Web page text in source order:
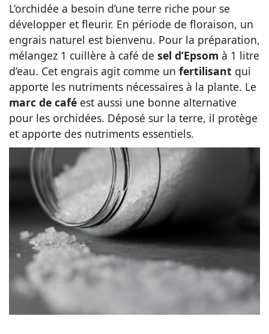
L’orchidée a besoin d’une terre riche pour se
développer et fleurir. En période de floraison, un
engrais naturel est bienvenu. Pour la préparation,
mélangez 1 cuillère à café de sel d’Epsom à 1 litre
d’eau. Cet engrais agit comme un fertilisant qui
apporte les nutriments nécessaires à la plante. Le
marc de café est aussi une bonne alternative
pour les orchidées. Déposé sur la terre, il protège
et apporte des nutriments essentiels.